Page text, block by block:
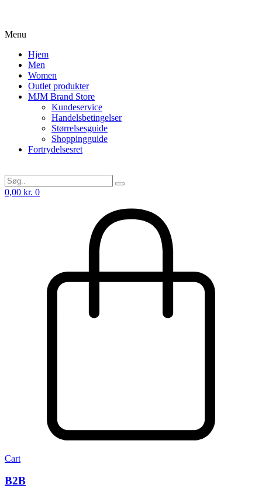
Menu
Hjem
Men
Women
Outlet produkter
MJM Brand Store
Kundeservice
Handelsbetingelser
Størrelsesguide
Shoppingguide
Fortrydelsesret
0,00 kr. 0
Cart
B2B